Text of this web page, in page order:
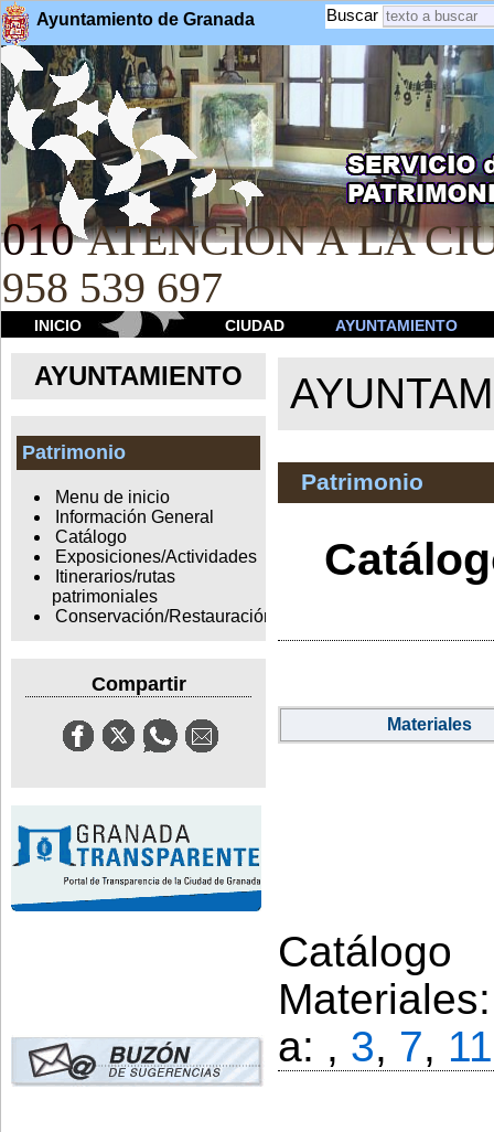
Ayuntamiento de Granada Buscar
010 ATENCION A LA
958 539 697
INICIO CIUDAD AYUNTAMIENTO
AYUNTAMIENTO
Patrimonio
Menu de inicio
Información General
Catálogo
Exposiciones/Actividades
Itinerarios/rutas
patrimoniales
Conservación/Restauración
Compartir
Patrimonio
Materiales
a: , 3, 7, 11